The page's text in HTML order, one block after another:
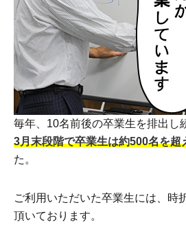
毎年、10名前後の卒業生を排出し
3月末段階で卒業生は約500名を超
た。
ご利用いただいた卒業生には、時
頂いております。